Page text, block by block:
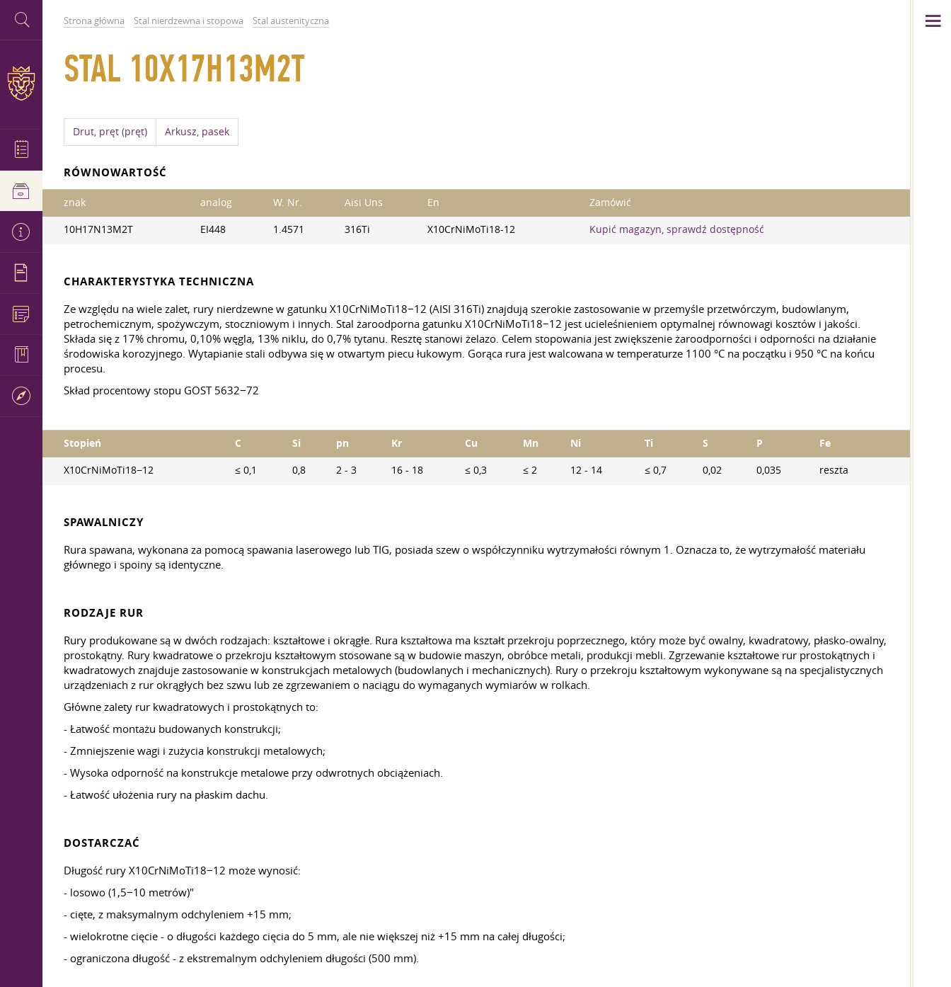
Strona główna Stal nierdzewna i stopowa Stal austenityczna
STAL 10X17H13M2T
Drut, pręt (pręt) Arkusz, pasek
RÓWNOWARTOŚĆ
znak analog W. Nr. Aisi Uns En Zamówić
10H17N13M2T EI448 1.4571 316Ti X10CrNiMoTi18-12 Kupić magazyn, sprawdź dostępność
CHARAKTERYSTYKA TECHNICZNA
Ze względu na wiele zalet, rury nierdzewne w gatunku X10CrNiMoTi18−12 (AISI 316Ti) znajdują szerokie zastosowanie w przemyśle przetwórczym, budowlanym,
petrochemicznym, spożywczym, stoczniowym i innych. Stal żaroodporna gatunku X10CrNiMoTi18−12 jest ucieleśnieniem optymalnej równowagi kosztów i jakości.
Składa się z 17% chromu, 0,10% węgla, 13% niklu, do 0,7% tytanu. Resztę stanowi żelazo. Celem stopowania jest zwiększenie żaroodporności i odporności na działanie
środowiska korozyjnego. Wytapianie stali odbywa się w otwartym piecu łukowym. Gorąca rura jest walcowana w temperaturze 1100 °C na początku i 950 °C na końcu
procesu.
Skład procentowy stopu GOST 5632−72
Stopień C Si pn Kr Cu Mn Ni Ti S P Fe
X10CrNiMoTi18−12 ≤ 0,1 0,8 2 - 3 16 - 18 ≤ 0,3 ≤ 2 12 - 14 ≤ 0,7 0,02 0,035 reszta
SPAWALNICZY
Rura spawana, wykonana za pomocą spawania laserowego lub TIG, posiada szew o współczynniku wytrzymałości równym 1. Oznacza to, że wytrzymałość materiału
głównego i spoiny są identyczne.
RODZAJE RUR
Rury produkowane są w dwóch rodzajach: kształtowe i okrągłe. Rura kształtowa ma kształt przekroju poprzecznego, który może być owalny, kwadratowy, płasko-owalny,
prostokątny. Rury kwadratowe o przekroju kształtowym stosowane są w budowie maszyn, obróbce metali, produkcji mebli. Zgrzewanie kształtowe rur prostokątnych i
kwadratowych znajduje zastosowanie w konstrukcjach metalowych (budowlanych i mechanicznych). Rury o przekroju kształtowym wykonywane są na specjalistycznych
urządzeniach z rur okrągłych bez szwu lub ze zgrzewaniem o naciągu do wymaganych wymiarów w rolkach.
Główne zalety rur kwadratowych i prostokątnych to:
- Łatwość montażu budowanych konstrukcji;
- Zmniejszenie wagi i zużycia konstrukcji metalowych;
- Wysoka odporność na konstrukcje metalowe przy odwrotnych obciążeniach.
- Łatwość ułożenia rury na płaskim dachu.
DOSTARCZAĆ
Długość rury X10CrNiMoTi18−12 może wynosić:
- losowo (1,5−10 metrów)"
- cięte, z maksymalnym odchyleniem +15 mm;
- wielokrotne cięcie - o długości każdego cięcia do 5 mm, ale nie większej niż +15 mm na całej długości;
- ograniczona długość - z ekstremalnym odchyleniem długości (500 mm).